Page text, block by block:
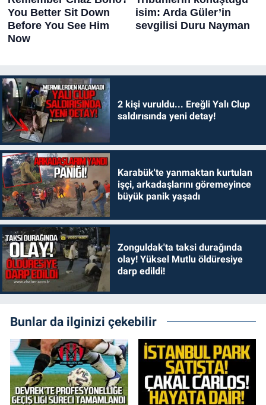
2 kişi vuruldu... Ereğli Yalı Clup
saldırısında yeni detay!
Karabük'te yanmaktan kurtulan
işçi, arkadaşlarını göremeyince
büyük panik yaşadı
Zonguldak'ta taksi durağında
olay! Yüksel Mutlu öldüresiye
darp edildi!
Bunlar da ilginizi çekebilir